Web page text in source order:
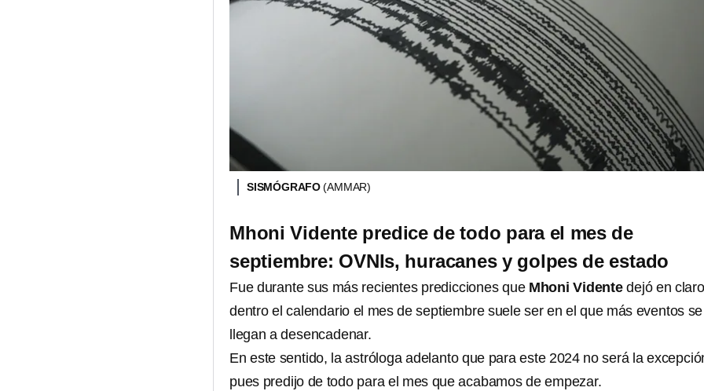
SISMÓGRAFO(AMMAR)
Mhoni Vidente predice de todo para el mes de
septiembre: OVNIs, huracanes y golpes de estado
Fue durante sus más recientes predicciones que Mhoni Videntedejó en
dentro el calendario el mes de septiembre suele ser en el que más eventos se
llegan a desencadenar.
En este sentido, la astróloga adelanto que para este 2024 no será la
pues predijo de todo para el mes que acabamos de empezar.